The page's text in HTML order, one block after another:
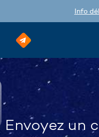
Info
Envoyez un